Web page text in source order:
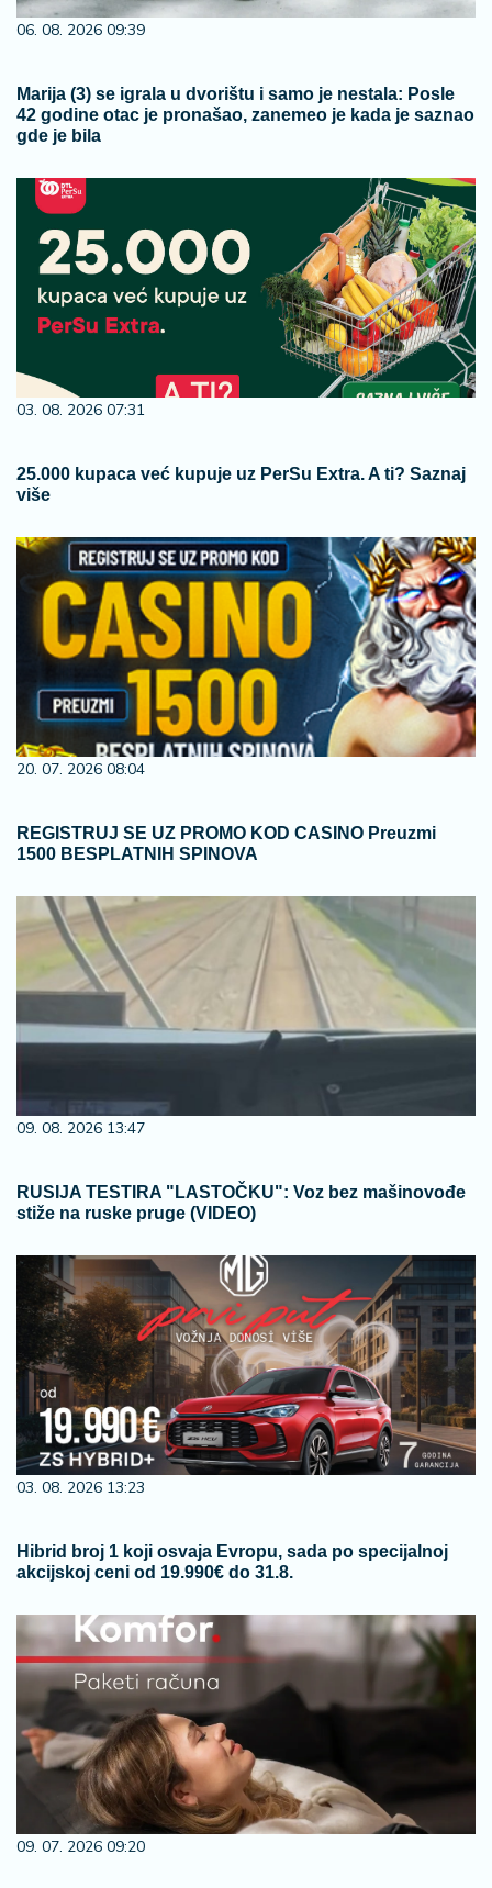
06. 08. 2026 09:39
Marija (3) se igrala u dvorištu i samo je nestala: Posle
42 godine otac je pronašao, zanemeo je kada je saznao
gde je bila
03. 08. 2026 07:31
25.000 kupaca već kupuje uz PerSu Extra. A ti? Saznaj
više
20. 07. 2026 08:04
REGISTRUJ SE UZ PROMO KOD CASINO Preuzmi
1500 BESPLATNIH SPINOVA
09. 08. 2026 13:47
RUSIJA TESTIRA "LASTOČKU": Voz bez mašinovođe
stiže na ruske pruge (VIDEO)
03. 08. 2026 13:23
Hibrid broj 1 koji osvaja Evropu, sada po specijalnoj
akcijskoj ceni od 19.990€ do 31.8.
09. 07. 2026 09:20